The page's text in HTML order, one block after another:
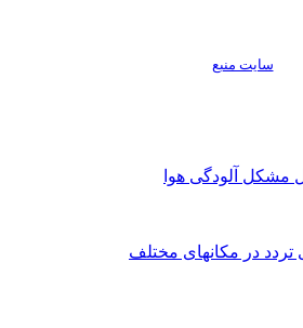
سايت منبع
آلودگی هوا
تردد در مکانهای مختلف